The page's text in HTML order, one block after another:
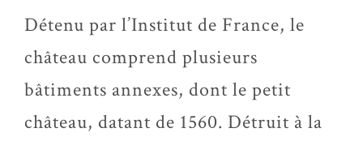
Détenu par l’Institut de France, le
château comprend plusieurs
bâtiments annexes, dont le petit
château, datant de 1560. Détruit à la